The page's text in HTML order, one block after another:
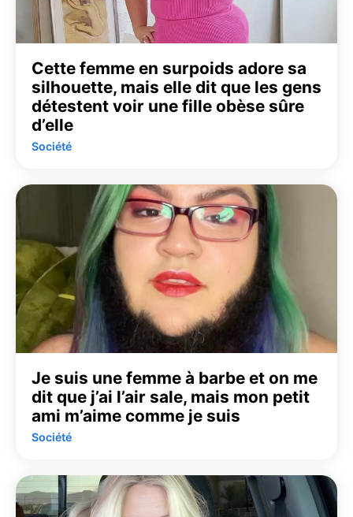
Cette femme en surpoids adore sa
silhouette, mais elle dit que les gens
détestent voir une fille obèse sûre
d’elle
Société
Je suis une femme à barbe et on me
dit que j’ai l’air sale, mais mon petit
ami m’aime comme je suis
Société